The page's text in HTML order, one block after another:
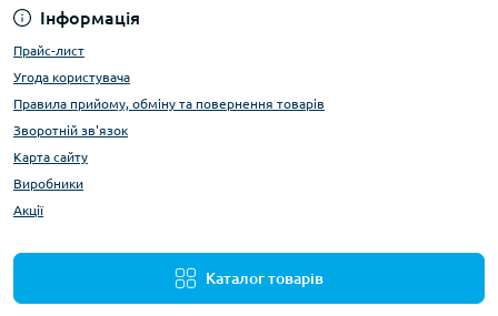
Інформація
Прайс-лист
Угода користувача
Правила прийому, обміну та повернення товарів
Зворотній зв'язок
Карта сайту
Виробники
Акції
Каталог товарів